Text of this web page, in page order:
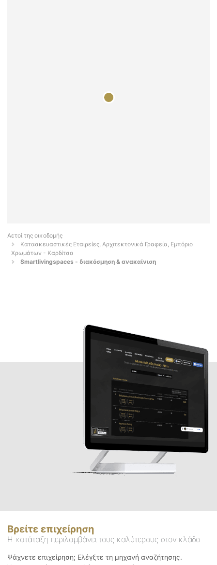
Αετοί της οικοδομής
Κατασκευαστικές Εταιρείες, Αρχιτεκτονικά Γραφεία, Εμπόριο
Χρωμάτων - Καρδίτσα
Smartlivingspaces - διακόσμηση & ανακαίνιση
Βρείτε επιχείρηση
Η κατάταξη περιλαμβάνει τους καλύτερους στον κλάδο
Ψάχνετε επιχείρηση; Ελέγξτε τη μηχανή αναζήτησης.